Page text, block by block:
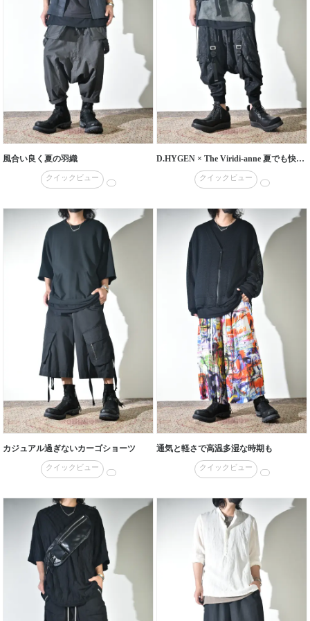
風合い良く夏の羽織
クイックビュー
D.HYGEN × The Viridi-anne 夏でも快適なレイヤード
クイックビュー
カジュアル過ぎないカーゴショーツ
クイックビュー
通気と軽さで高温多湿な時期も
クイックビュー